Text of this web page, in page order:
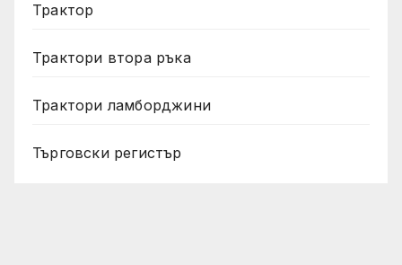
Трактор
Трактори втора ръка
Трактори ламборджини
Търговски регистър